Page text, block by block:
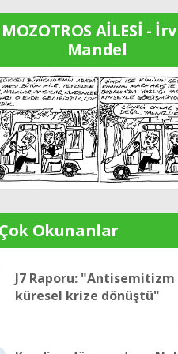
MOZOTROS AİLESİ -
Mandel
Okunanlar
J7 Raporu: "Antisemitizm
küresel krize dönüştü"